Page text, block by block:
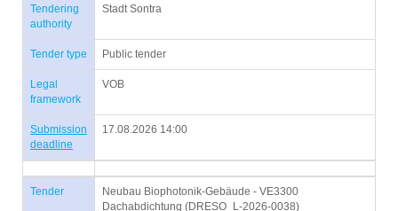
Tendering
authority
Stadt Sontra
Tender type Public tender
Legal
framework
VOB
Submission
deadline
17.08.2026 14:00
Tender
Neubau Biophotonik-Gebäude - VE3300
Dachabdichtung (DRESO_L-2026-0038)